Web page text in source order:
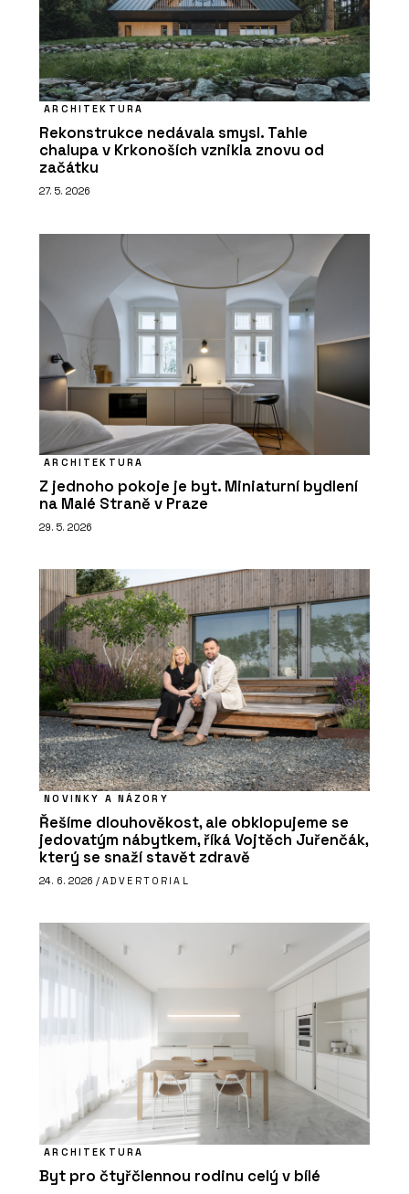
ARCHITEKTURA
Rekonstrukce nedávala smysl. Tahle
chalupa v Krkonoších vznikla znovu od
začátku
27. 5. 2026
ARCHITEKTURA
Z jednoho pokoje je byt. Miniaturní bydlení
na Malé Straně v Praze
29. 5. 2026
NOVINKY A NÁZORY
Řešíme dlouhověkost, ale obklopujeme se
jedovatým nábytkem, říká Vojtěch Juřenčák,
který se snaží stavět zdravě
24. 6. 2026 / ADVERTORIAL
ARCHITEKTURA
Byt pro čtyřčlennou rodinu celý v bílé